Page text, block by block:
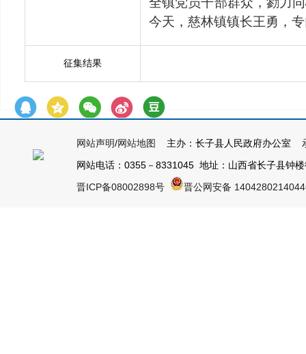
今天，慈林镇镇长王勇，
征集结果
网站声明/网站地图
主办：长子县人民政府办公室
网站电话：0355－8331045 地址：山西省长子县钟
晋ICP备08002898号
晋公网安备